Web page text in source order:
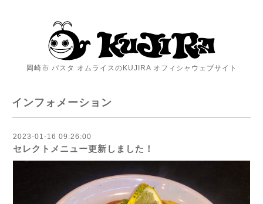
岡崎市 パスタ オムライスのKUJIRA オフィシャウェブサイト
インフォメーション
2023-01-16 09:26:00
セレクトメニュー更新しました！